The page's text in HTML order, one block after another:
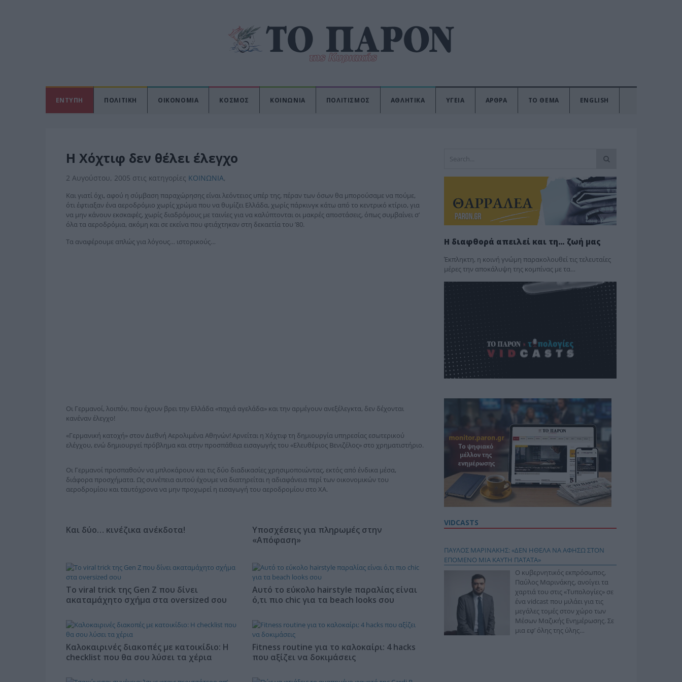
ΕΝΤΥΠΗ ΠΟΛΙΤΙΚΗ ΟΙΚΟΝΟΜΙΑ ΚΟΣΜΟΣ ΚΟΙΝΩΝΙΑ ΠΟΛΙΤΙΣΜΟΣ ΑΘΛΗΤΙΚΑ ΥΓΕΙΑ ΑΡΘΡΑ ΤΟ ΘΕΜΑ ENGLISH
H Xόχτιφ δεν θέλει έλεγχο
2 Αυγούστου, 2005 στις κατηγορίες ΚΟΙΝΩΝΙΑ,
Και γιατί όχι, αφού η σύμβαση παραχώρησης είναι λεόντειος υπέρ της, πέραν των όσων θα μπορούσαμε να πούμε,
ότι έφτιαξαν ένα αεροδρόμιο χωρίς χρώμα που να θυμίζει Ελλάδα, χωρίς πάρκινγκ κάτω από το κεντρικό κτίριο, για
να μην κάνουν εκσκαφές, χωρίς διαδρόμους με ταινίες για να καλύπτονται οι μακρές αποστάσεις, όπως συμβαίνει σ’
όλα τα αεροδρόμια, ακόμη και σε εκείνα που φτιάχτηκαν στη δεκαετία του ’80.
Τα αναφέρουμε απλώς για λόγους… ιστορικούς…
Οι Γερμανοί, λοιπόν, που έχουν βρει την Ελλάδα «παχιά αγελάδα» και την αρμέγουν ανεξέλεγκτα, δεν δέχονται
κανέναν έλεγχο!
«Γερμανική κατοχή» στον Διεθνή Αερολιμένα Αθηνών! Αρνείται η Χόχτιφ τη δημιουργία υπηρεσίας εσωτερικού
ελέγχου, ενώ δημιουργεί πρόβλημα και στην προσπάθεια εισαγωγής του «Ελευθέριος Βενιζέλος» στο χρηματιστήριο.
Οι Γερμανοί προσπαθούν να μπλοκάρουν και τις δύο διαδικασίες χρησιμοποιώντας, εκτός από ένδικα μέσα,
διάφορα προσχήματα. Ως συνέπεια αυτού έχουμε να διατηρείται η αδιαφάνεια περί των οικονομικών του
αεροδρομίου και ταυτόχρονα να μην προχωρεί η εισαγωγή του αεροδρομίου στο ΧΑ.
Και δύο… κινέζικα ανέκδοτα!
Υποσχέσεις για πληρωμές στην
«Απόφαση»
Το viral trick της Gen Z που δίνει
ακαταμάχητο σχήμα στα oversized σου
Αυτό το εύκολο hairstyle παραλίας είναι
ό,τι πιο chic για τα beach looks σου
Καλοκαιρινές διακοπές με κατοικίδιο: Η
checklist που θα σου λύσει τα χέρια
Fitness routine για το καλοκαίρι: 4 hacks
που αξίζει να δοκιμάσεις
Η διαφθορά απειλεί και τη… ζωή μας
Έκπληκτη, η κοινή γνώμη παρακολουθεί τις τελευταίες
μέρες την αποκάλυψη της κο­μπίνας με τα…
VIDCASTS
ΠΑΥΛΟΣ ΜΑΡΙΝΑΚΗΣ: «ΔΕΝ ΗΘΕΛΑ ΝΑ ΑΦΗΣΩ ΣΤΟΝ
ΕΠΟΜΕΝΟ ΜΙΑ ΚΑΥΤΗ ΠΑΤΑΤΑ»
Ο κυβερνητικός εκπρόσωπος,
Παύλος Μαρινάκης, ανοίγει τα
χαρτιά του στις «Τυπολογίες» σε
ένα vidcast που μιλάει για τις
μεγάλες τομές στον χώρο των
Μέσων Μαζικής Ενημέρωσης. Σε
μια εφ’ όλης της ύλης